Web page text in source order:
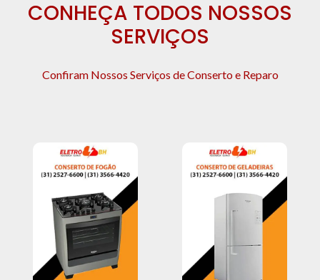
CONHEÇA TODOS NOSSOS
SERVIÇOS
Confiram Nossos Serviços de Conserto e Reparo